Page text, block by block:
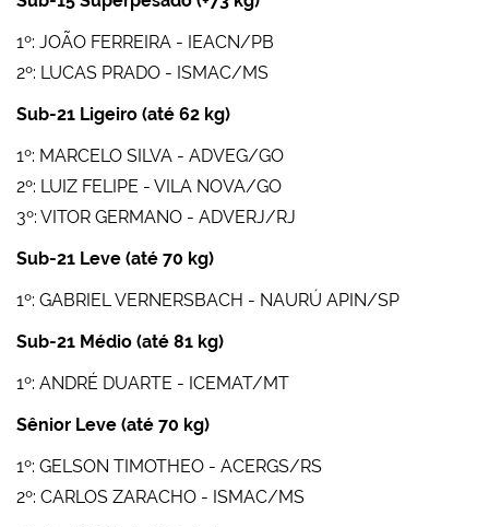
1º: JOÃO FERREIRA - IEACN/PB
2º: LUCAS PRADO - ISMAC/MS
Sub-21 Ligeiro (até 62 kg)
1º: MARCELO SILVA - ADVEG/GO
2º: LUIZ FELIPE - VILA NOVA/GO
3º: VITOR GERMANO - ADVERJ/RJ
Sub-21 Leve (até 70 kg)
1º: GABRIEL VERNERSBACH - NAURÚ APIN/SP
Sub-21 Médio (até 81 kg)
1º: ANDRÉ DUARTE - ICEMAT/MT
Sênior Leve (até 70 kg)
1º: GELSON TIMOTHEO - ACERGS/RS
2º: CARLOS ZARACHO - ISMAC/MS